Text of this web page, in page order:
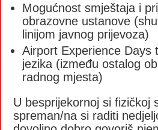
Mogućnost smještaja i
obrazovne ustanove
linijom javnog prijevoza)
Airport Experience Days
jezika (između ostalog
radnog mjesta)
U besprijekornoj si fizičkoj
spreman/na si raditi